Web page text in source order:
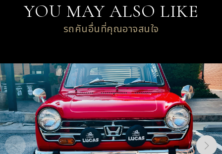
YOU MAY ALSO LIKE
รถคันอื่นที่คุณอาจสนใจ